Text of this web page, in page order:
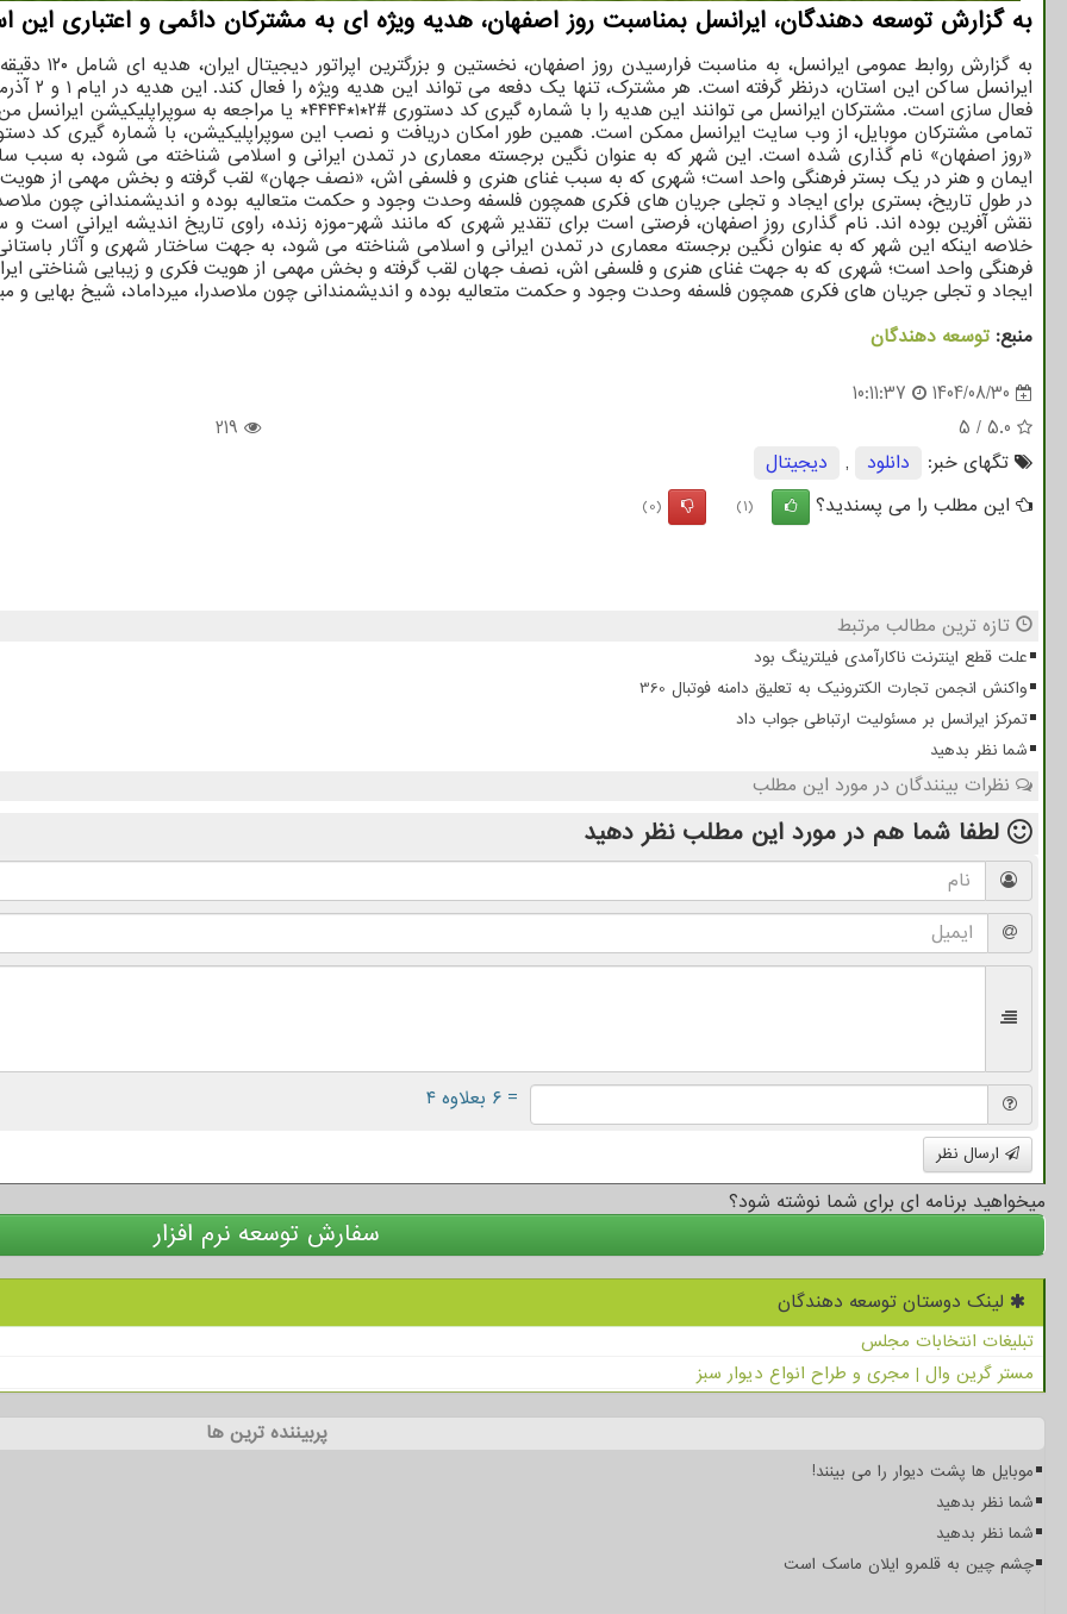
به گزارش توسعه دهندگان، ایرانسل بمناسبت روز اصفهان، هدیه ویژه ای به مشترکان دائمی و اعتباری
به گزارش روابط
فعال سازی است. مشترکان ایرانسل می توانند این هدیه را با شماره گیری کد دستوری #۲*۱*۴۴۴۴* یا مراجعه به سوپراپلیکیشن ایرانسل من فعال کنند.
«روز اصفهان» نام گذاری شده است. این شهر که به عنوان نگین برجسته معماری در تمدن ایرانی و اسلامی شناخته می شود، به سبب
ایمان و هنر در یک بستر فرهنگی واحد است؛ شهری که به سبب غنای هنری و فلسفی اش، «نصف جهان» لقب گرفته و بخش مهمی از هویت
در طول تاریخ، بستری برای ایجاد و تجلی جریان های فکری همچون فلسفه وحدت وجود و حکمت متعالیه بوده و اندیشمندانی چون
نقش آفرین بوده اند. نام گذاری روز اصفهان، فرصتی است برای تقدیر شهری که مانند شهر-موزه زنده، راوی تاریخ اندیشه ایرانی
خلاصه اینکه این شهر که به عنوان نگین برجسته معماری در تمدن ایرانی و اسلامی شناخته می شود، به جهت ساختار شهری و آثار
فرهنگی واحد است؛ شهری که به جهت غنای هنری و فلسفی اش، نصف جهان لقب گرفته و بخش مهمی از هویت فکری و زیبایی شناختی
ایجاد و تجلی جریان های فکری همچون فلسفه وحدت وجود و حکمت متعالیه بوده و اندیشمندانی چون ملاصدرا، میرداماد، شیخ بهایی و
منبع: توسعه دهندگان
1404/08/30
10:11:37
5.0
/
5
219
تگهای خبر:
دانلود ,
دیجیتال
این مطلب را می پسندید؟
(1)
(0)
تازه ترین مطالب مرتبط
علت قطع اینترنت ناکارآمدی فیلترینگ بود
واکنش انجمن تجارت الکترونیک به تعلیق دامنه فوتبال 360
تمرکز ایرانسل بر مسئولیت ارتباطی جواب داد
شما نظر بدهید
نظرات بینندگان در مورد این مطلب
لطفا شما هم در مورد این مطلب نظر دهید
= ۶ بعلاوه ۴
ارسال نظر
میخواهید برنامه ای برای شما نوشته شود؟
سفارش توسعه نرم افزار
لینک دوستان توسعه دهندگان
تبلیغات انتخابات مجلس
مستر گرین وال | مجری و طراح انواع دیوار سبز
پربیننده ترین ها
موبایل ها پشت دیوار را می بینند!
شما نظر بدهید
شما نظر بدهید
چشم چین به قلمرو ایلان ماسک است